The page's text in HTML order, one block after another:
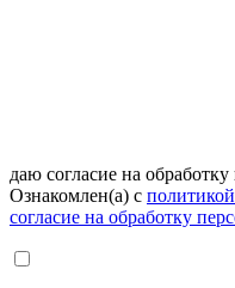
даю согласие на
Ознакомлен(а) с
согласие на обработку